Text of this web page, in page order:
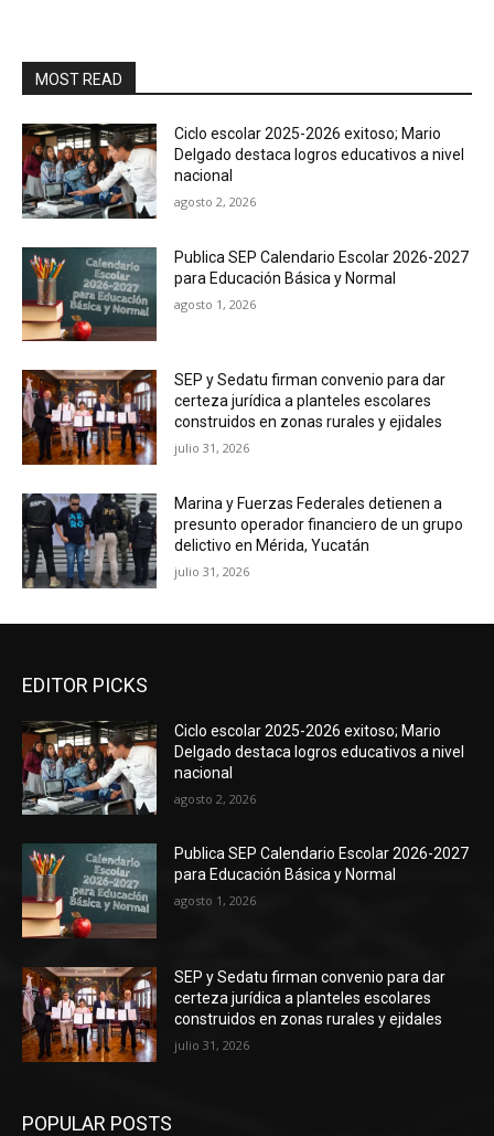
MOST READ
Ciclo escolar 2025-2026 exitoso; Mario
Delgado destaca logros educativos a nivel
nacional
agosto 2, 2026
Publica SEP Calendario Escolar 2026-2027
para Educación Básica y Normal
agosto 1, 2026
SEP y Sedatu firman convenio para dar
certeza jurídica a planteles escolares
construidos en zonas rurales y ejidales
julio 31, 2026
Marina y Fuerzas Federales detienen a
presunto operador financiero de un grupo
delictivo en Mérida, Yucatán
julio 31, 2026
EDITOR PICKS
Ciclo escolar 2025-2026 exitoso; Mario
Delgado destaca logros educativos a nivel
nacional
agosto 2, 2026
Publica SEP Calendario Escolar 2026-2027
para Educación Básica y Normal
agosto 1, 2026
SEP y Sedatu firman convenio para dar
certeza jurídica a planteles escolares
construidos en zonas rurales y ejidales
julio 31, 2026
POPULAR POSTS